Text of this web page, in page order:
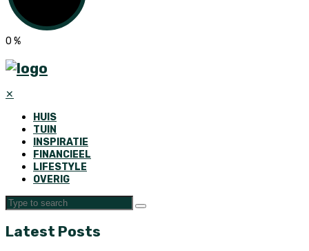
0 %
✕
HUIS
TUIN
INSPIRATIE
FINANCIEEL
LIFESTYLE
OVERIG
Latest Posts